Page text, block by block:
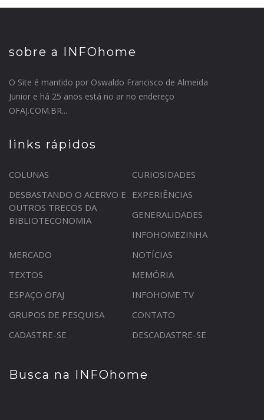
sobre a INFOhome
O Site é mantido por Oswaldo Francisco de Almeida
Junior e há 25 anos está no ar no endereço
OFAJ.COM.BR...
links rápidos
COLUNAS
CURIOSIDADES
DESBASTANDO O ACERVO E
OUTROS TRECOS DA
BIBLIOTECONOMIA
EXPERIÊNCIAS
GENERALIDADES
INFOHOMEZINHA
MERCADO
NOTÍCIAS
TEXTOS
MEMÓRIA
ESPAÇO OFAJ
INFOHOME TV
GRUPOS DE PESQUISA
CONTATO
CADASTRE-SE
DESCADASTRE-SE
Busca na INFOhome